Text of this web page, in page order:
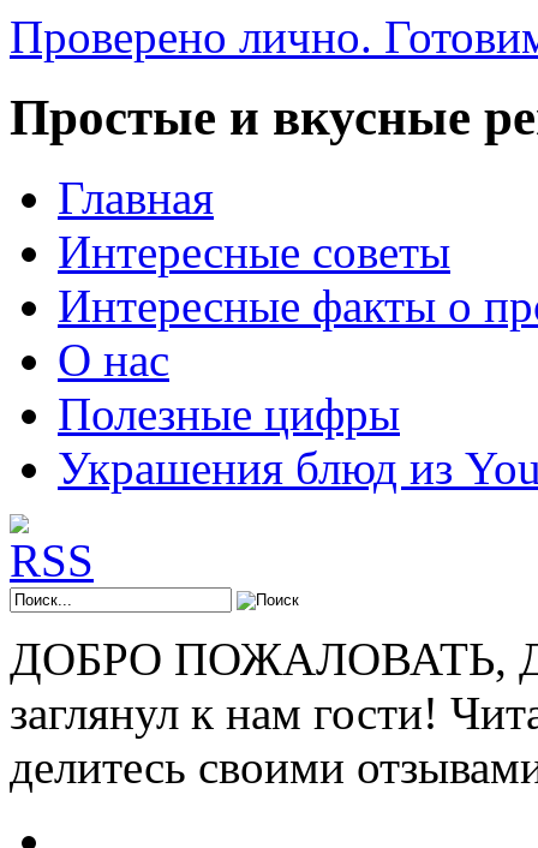
Проверено лично.
Простые и вкусные
Главная
Интересные советы
Интересные факты о
О нас
Полезные цифры
Украшения блюд из
ДОБРО ПОЖАЛОВАТЬ,
заглянул к нам гости!
делитесь своими